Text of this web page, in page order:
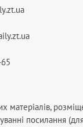
матеріалів,
посилання